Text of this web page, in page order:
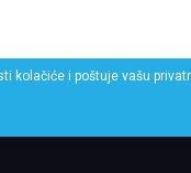
kolačiće i poštuje vašu